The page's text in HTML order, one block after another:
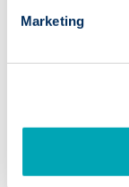
Marketing